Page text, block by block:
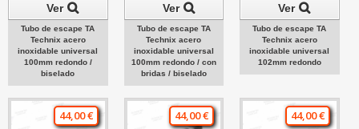
Ver
Tubo de escape TA
Technix acero
inoxidable universal
100mm redondo /
biselado
Ver
Tubo de escape TA
Technix acero
inoxidable universal
100mm redondo / con
bridas / biselado
Ver
Tubo de escape TA
Technix acero
inoxidable universal
102mm redondo
44,00 € 44,00 € 44,00 €